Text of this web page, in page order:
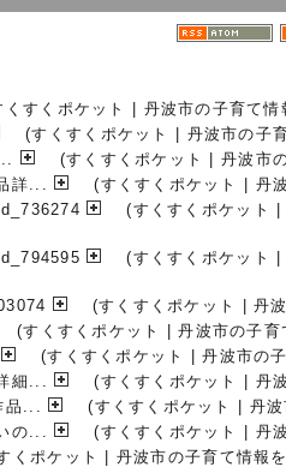
くすくポケット | 丹波市の子育て情
(すくすくポケット | 丹波市の子
(すくすくポケット | 丹波市
詳...
(すくすくポケット | 丹
(すくすくポケット
(すくすくポケット
(すくすくポケット | 丹
(すくすくポケット | 丹波市の子育
(すくすくポケット | 丹波市の
細...
(すくすくポケット | 丹
品...
(すくすくポケット | 丹
の...
(すくすくポケット | 丹
くポケット | 丹波市の子育て情報